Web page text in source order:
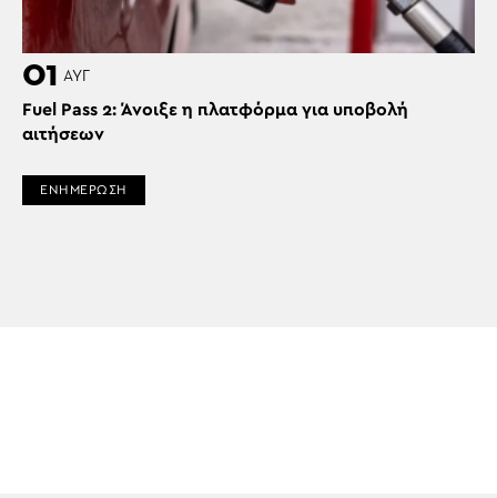
01 ΑΥΓ
Fuel Pass 2: Άνοιξε η πλατφόρμα για υποβολή
αιτήσεων
ΕΝΗΜΕΡΩΣΗ